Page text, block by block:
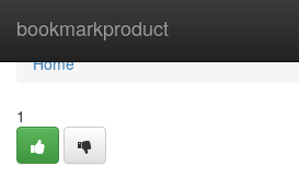
bookmarkproduct
Home
Home
1